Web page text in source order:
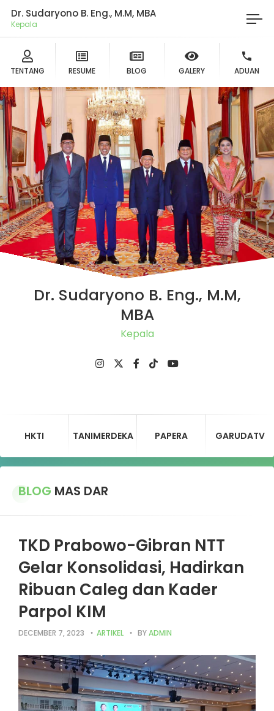
Dr. Sudaryono B. Eng., M.M, MBA
Ketu
TENTANG RESUME BLOG GALERY ADUAN
Dr. Sudaryono B. Eng., M.M,
MBA
Ketu
HKTI TANIMERDEKA PAPERA GARUDATV
BLOG MAS DAR
TKD Prabowo-Gibran NTT
Gelar Konsolidasi, Hadirkan
Ribuan Caleg dan Kader
Parpol KIM
DECEMBER 7, 2023 ARTIKEL BYADMIN